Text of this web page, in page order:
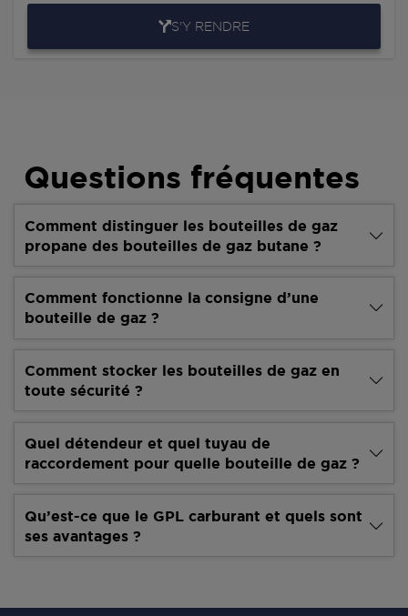
S'Y RENDRE
Questions fréquentes
Comment distinguer les bouteilles de gaz
propane des bouteilles de gaz butane ?
Comment fonctionne la consigne d’une
bouteille de gaz ?
Comment stocker les bouteilles de gaz en
toute sécurité ?
Quel détendeur et quel tuyau de
raccordement pour quelle bouteille de gaz ?
Qu’est-ce que le GPL carburant et quels sont
ses avantages ?